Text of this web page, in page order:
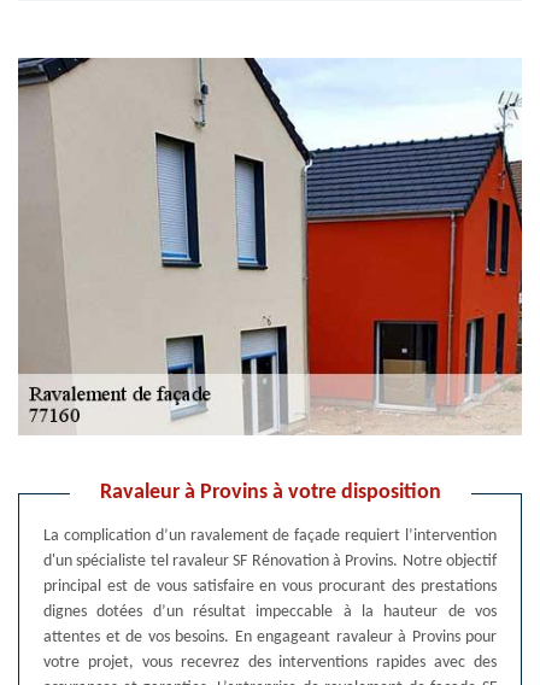
Ravaleur à Provins à votre disposition
La complication d’un ravalement de façade requiert l’intervention
d'un spécialiste tel ravaleur SF Rénovation à Provins. Notre objectif
principal est de vous satisfaire en vous procurant des prestations
dignes dotées d’un résultat impeccable à la hauteur de vos
attentes et de vos besoins. En engageant ravaleur à Provins pour
votre projet, vous recevrez des interventions rapides avec des